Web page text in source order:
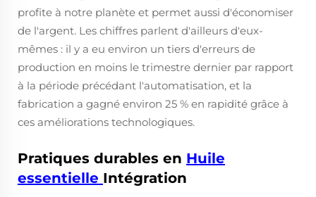
profite à notre planète et permet aussi d'économiser
de l'argent. Les chiffres parlent d'ailleurs d'eux-
mêmes : il y a eu environ un tiers d'erreurs de
production en moins le trimestre dernier par rapport
à la période précédant l'automatisation, et la
fabrication a gagné environ 25 % en rapidité grâce à
ces améliorations technologiques.
Pratiques durables en Huile
essentielle Intégration